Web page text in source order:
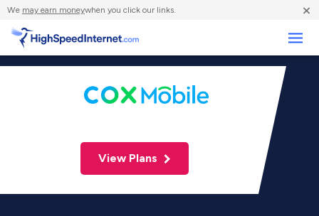
We may earn moneywhen you click our links. ×
View Plans